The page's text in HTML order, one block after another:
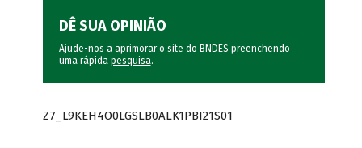
DÊ SUA OPINIÃO
Ajude-nos a aprimorar o site do BNDES preenchendo
uma rápida pesquisa.
Z7_L9KEH4O0LGSLB0ALK1PBI21S01